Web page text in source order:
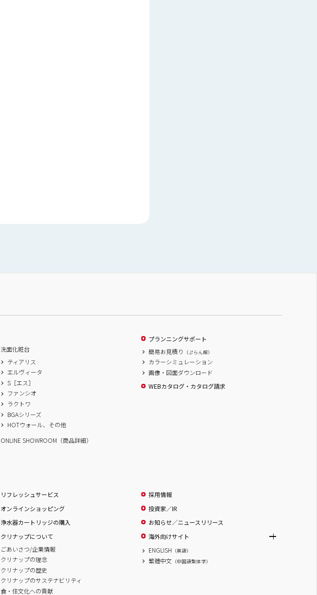
洗面化粧台
ティアリス
エルヴィータ
S［エス］
ファンシオ
ラクトワ
BGAシリーズ
HOTウォール、その他
ONLINE SHOWROOM（商品詳細）
プランニングサポート
簡易お見積り
（ぷらん館）
カラーシミュレーション
画像・図面ダウンロード
WEBカタログ・カタログ請求
リフレッシュサービス
オンラインショッピング
浄水器カートリッジの購入
クリナップについて
ごあいさつ/企業情報
クリナップの理念
クリナップの歴史
クリナップのサステナビリティ
食・住文化への貢献
採用情報
投資家／IR
お知らせ／ニュースリリース
海外向けサイト
ENGLISH （英語）
繁體中文 （中国語繁体字）